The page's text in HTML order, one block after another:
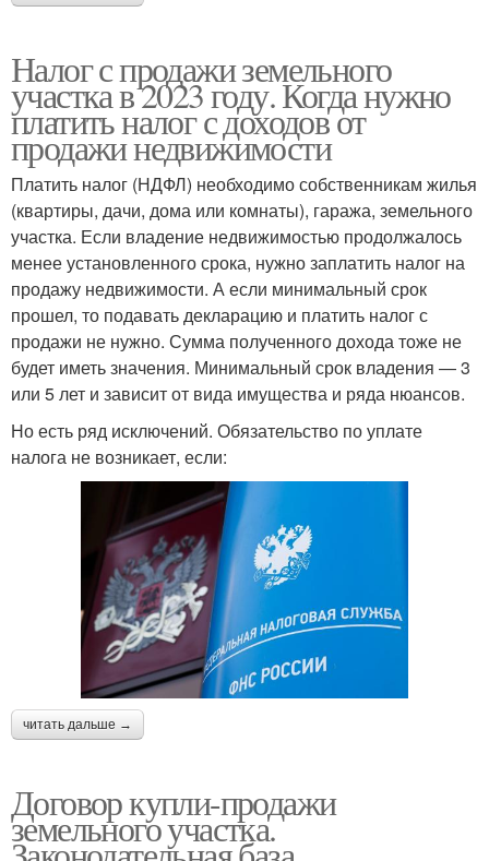
Налог с продажи земельного
участка в 2023 году. Когда нужно
платить налог с доходов от
продажи недвижимости
Платить налог (НДФЛ) необходимо собственникам жилья
(квартиры, дачи, дома или комнаты), гаража, земельного
участка. Если владение недвижимостью продолжалось
менее установленного срока, нужно заплатить налог на
продажу недвижимости. А если минимальный срок
прошел, то подавать декларацию и платить налог с
продажи не нужно. Сумма полученного дохода тоже не
будет иметь значения. Минимальный срок владения — 3
или 5 лет и зависит от вида имущества и ряда нюансов.
Но есть ряд исключений. Обязательство по уплате
налога не возникает, если:
читать дальше →
Договор купли-продажи
земельного участка.